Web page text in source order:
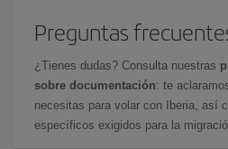
Preguntas
¿Tienes dudas? Consulta nuestras
sobre documentación: te
necesitas para volar con Iberia, así
específicos exigidos para la